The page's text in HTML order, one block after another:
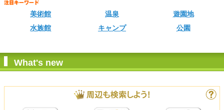
美術館 温泉
遊園地
水族館
キャンプ 公園
What's new